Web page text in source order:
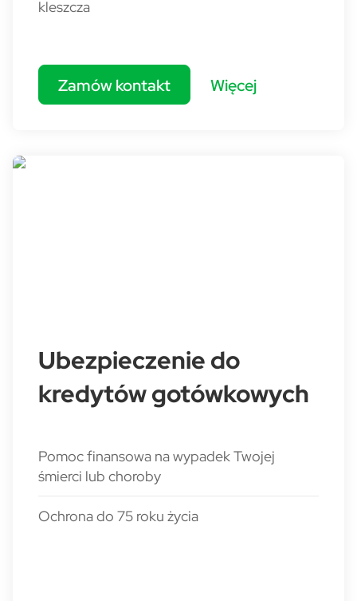
kleszcza
Zamów kontakt Więcej
Ubezpieczenie do
kredytów gotówkowych
Pomoc finansowa na wypadek Twojej
śmierci lub choroby
Ochrona do 75 roku życia